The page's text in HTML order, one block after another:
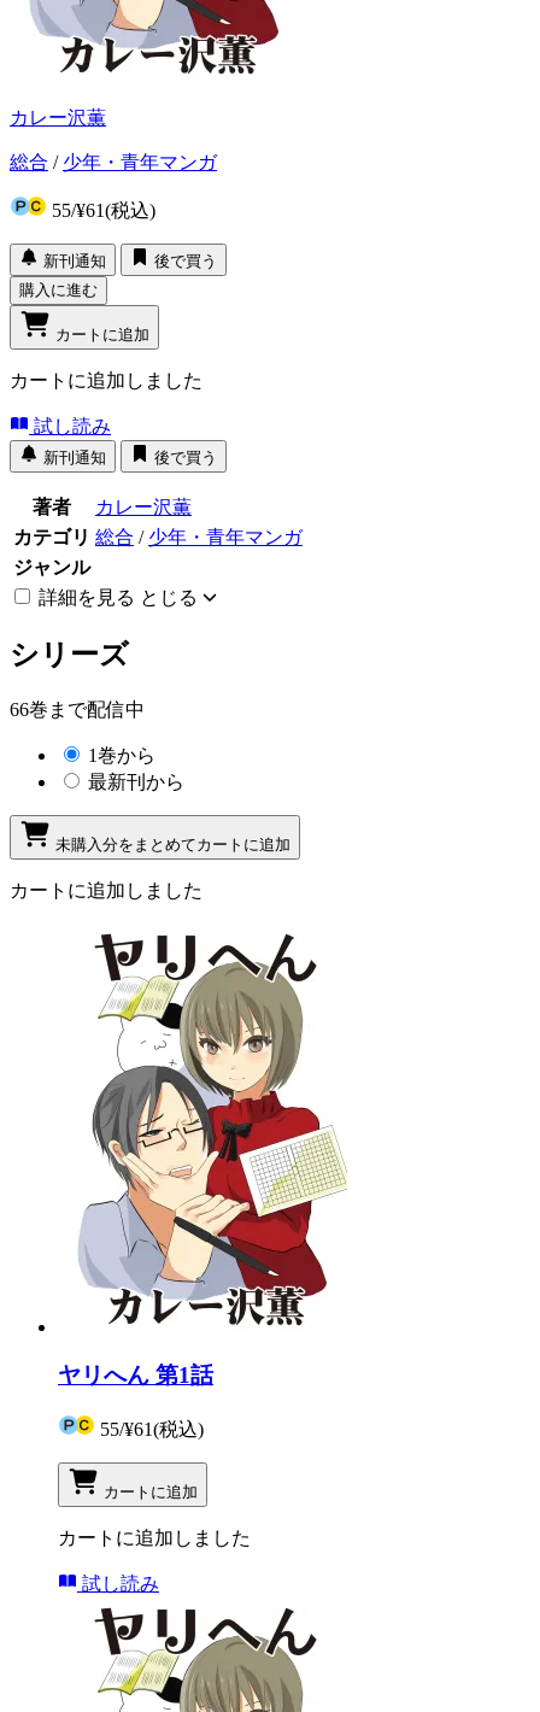
カレー沢薫
総合 / 少年・青年マンガ
55/¥61(税込)
新刊通知
後で買う
購入に進む
カートに追加
カートに追加しました
試し読み
新刊通知 後で買う
著者
カレー沢薫
カテゴリ 総合 / 少年・青年マンガ
ジャンル
詳細を見る とじる
シリーズ
66巻まで配信中
1巻から
最新刊から
未購入分をまとめてカートに追加
カートに追加しました
ヤリへん 第1話
55/¥61(税込)
カートに追加
カートに追加しました
試し読み